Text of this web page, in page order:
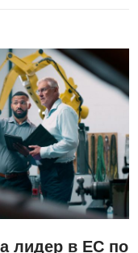
лидер в ЕС по